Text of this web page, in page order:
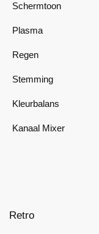
Schermtoon
Plasma
Regen
Stemming
Kleurbalans
Kanaal Mixer
Retro